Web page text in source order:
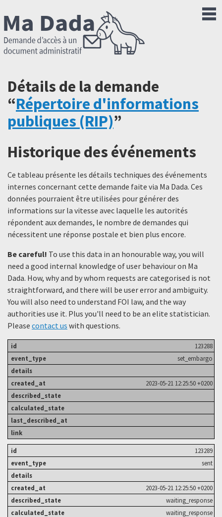
Détails de la demande
“Répertoire d'informations
publiques (RIP)”
Historique des événements
Ce tableau présente les détails techniques des événements
internes concernant cette demande faite via Ma Dada. Ces
données pourraient être utilisées pour générer des
informations sur la vitesse avec laquelle les autorités
répondent aux demandes, le nombre de demandes qui
nécessitent une réponse postale et bien plus encore.
Be careful! To use this data in an honourable way, you will
need a good internal knowledge of user behaviour on Ma
Dada. How, why and by whom requests are categorised is not
straightforward, and there will be user error and ambiguity.
You will also need to understand FOI law, and the way
authorities use it. Plus you'll need to be an elite statistician.
Please contact us with questions.
123288
set_embargo
2023-05-21 12:25:50 +0200
123289
sent
2023-05-21 12:25:50 +0200
waiting_response
waiting_response